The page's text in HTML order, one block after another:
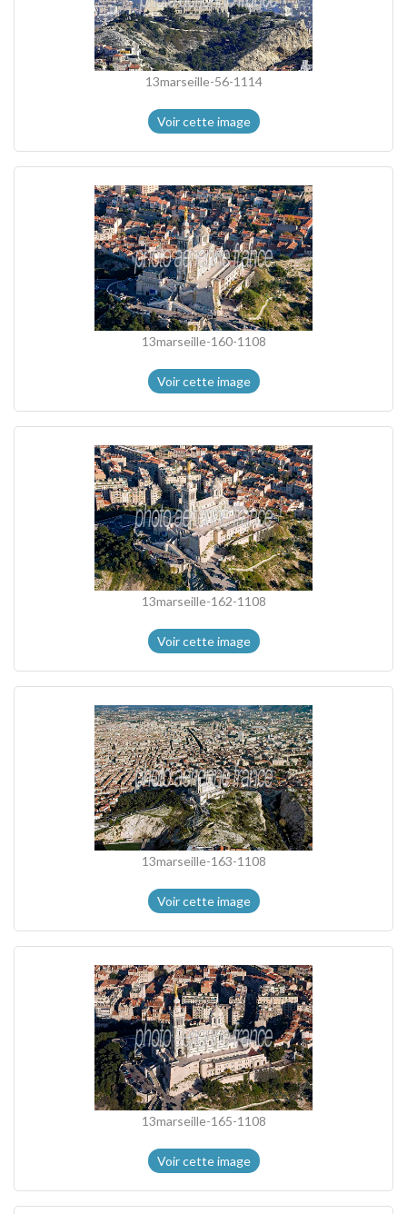
13marseille-56-1114
Voir cette image
13marseille-160-1108
Voir cette image
13marseille-162-1108
Voir cette image
13marseille-163-1108
Voir cette image
13marseille-165-1108
Voir cette image